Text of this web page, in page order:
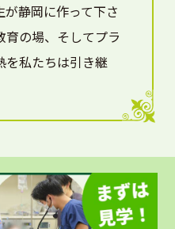
静岡に作って下さ
育の場、そしてプラ
を私たちは引き継